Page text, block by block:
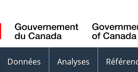
Données Analyses